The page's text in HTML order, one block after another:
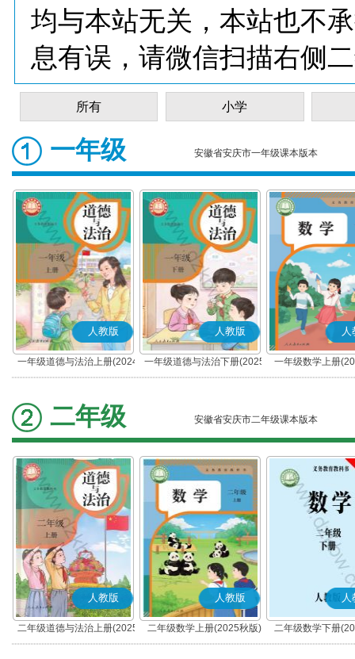
均与本站无关，本站也不
息有误，请微信扫描右侧
所有 小学
一年级 安徽省安庆市一年级课本版本
人教版
一年级道德与法治上册(2024
秋版)(部编版)
人教版
一年级道德与法治下册(2025
春版)(部编版)
人
一年级数学上册
二年级 安徽省安庆市二年级课本版本
人教版
二年级道德与法治上册(2025
秋版)(部编版)
人教版
二年级数学上册(2025秋版)
人
二年级数学下册